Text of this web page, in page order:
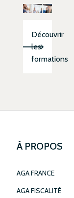
Découvrir
les
formations
À PROPOS
AGA FRANCE
AGA FISCALITÉ